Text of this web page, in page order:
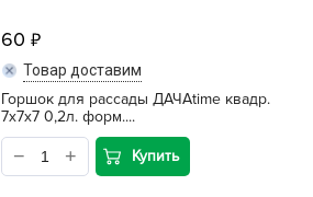
60
Товар доставим
Горшок для рассады ДАЧАtime квадр.
7х7х7 0,2л. форм....
Купить